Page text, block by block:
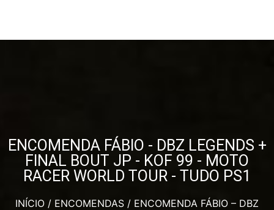
ENCOMENDA FÁBIO - DBZ LEGENDS +
FINAL BOUT JP - KOF 99 - MOTO
RACER WORLD TOUR - TUDO PS1
INÍCIO / ENCOMENDAS / ENCOMENDA FÁBIO – DBZ